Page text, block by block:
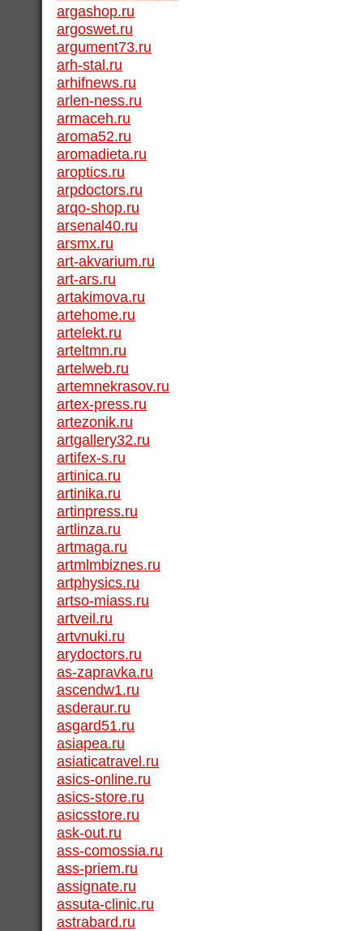
argashop.ru
argoswet.ru
argument73.ru
arh-stal.ru
arhifnews.ru
arlen-ness.ru
armaceh.ru
aroma52.ru
aromadieta.ru
aroptics.ru
arpdoctors.ru
arqo-shop.ru
arsenal40.ru
arsmx.ru
art-akvarium.ru
art-ars.ru
artakimova.ru
artehome.ru
artelekt.ru
arteltmn.ru
artelweb.ru
artemnekrasov.ru
artex-press.ru
artezonik.ru
artgallery32.ru
artifex-s.ru
artinica.ru
artinika.ru
artinpress.ru
artlinza.ru
artmaga.ru
artmlmbiznes.ru
artphysics.ru
artso-miass.ru
artveil.ru
artvnuki.ru
arydoctors.ru
as-zapravka.ru
ascendw1.ru
asderaur.ru
asgard51.ru
asiapea.ru
asiaticatravel.ru
asics-online.ru
asics-store.ru
asicsstore.ru
ask-out.ru
ass-comossia.ru
ass-priem.ru
assignate.ru
assuta-clinic.ru
astrabard.ru